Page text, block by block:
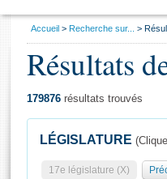
Général
Vous
Accueil Recherche sur...
Résultats
179876 résultats trouvés
LÉGISLATURE
17e législature (X)